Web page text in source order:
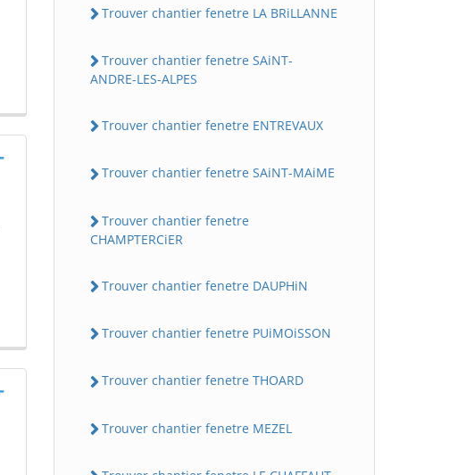
Trouver chantier fenetre LA BRiLLANNE
Trouver chantier fenetre SAiNT-
ANDRE-LES-ALPES
Trouver chantier fenetre ENTREVAUX
Trouver chantier fenetre SAiNT-MAiME
Trouver chantier fenetre
CHAMPTERCiER
Trouver chantier fenetre DAUPHiN
Trouver chantier fenetre PUiMOiSSON
Trouver chantier fenetre THOARD
Trouver chantier fenetre MEZEL